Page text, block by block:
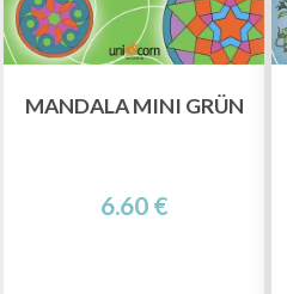
MANDALA MINI GRÜN
6.60 €